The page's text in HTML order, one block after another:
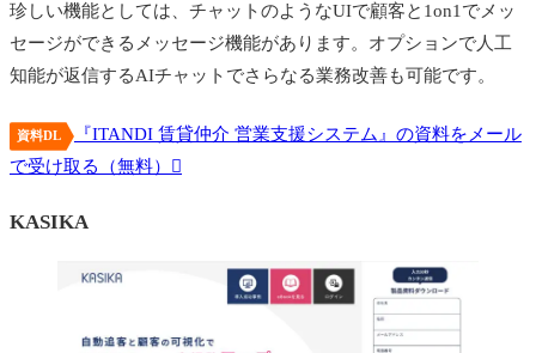
珍しい機能としては、チャットのようなUIで顧客と1on1でメッ
セージができるメッセージ機能があります。オプションで人工
知能が返信するAIチャットでさらなる業務改善も可能です。
資料DL
『ITANDI 賃貸仲介 営業支援システム』の資料をメール
で受け取る（無料）
KASIKA